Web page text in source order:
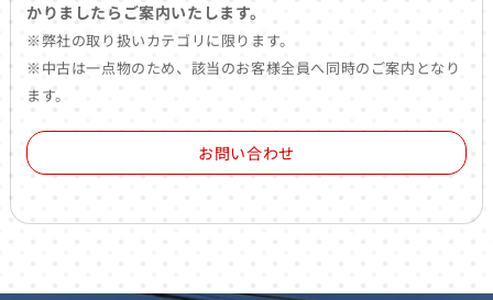
かりましたらご案内いたします。
※弊社の取り扱いカテゴリに限ります。
※中古は一点物のため、該当のお客様全員へ同時のご案内となり
ます。
お問い合わせ